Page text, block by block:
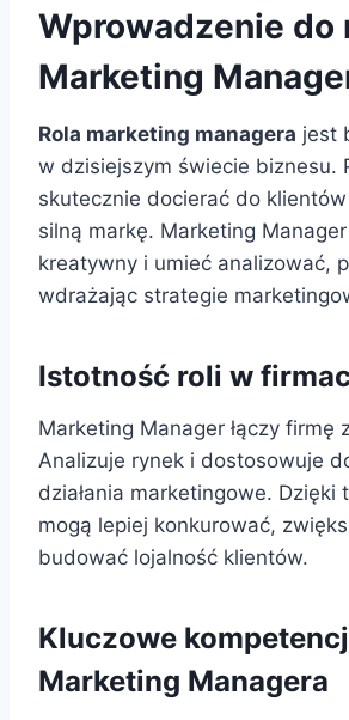
Wprowadzenie do
Marketing
Rola marketing managera jest
w dzisiejszym świecie biznesu.
skutecznie docierać do
silną markę. Marketing
kreatywny i umieć analizować,
wdrażając strategie
Istotność roli w
Marketing Manager łączy firmę
Analizuje rynek i dostosowuje
działania marketingowe. Dzięki
mogą lepiej konkurować,
budować lojalność klientów.
Kluczowe
Marketing Managera